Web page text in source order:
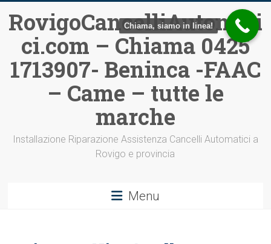
contenuto
RovigoCancelliAutomati
ci.com – Chiama 0425
1713907- Beninca -FAAC
– Came – tutte le
marche
Installazione Riparazione Assistenza Cancelli Automatici a
Rovigo e provincia
Menu
Chiama, siamo in linea!